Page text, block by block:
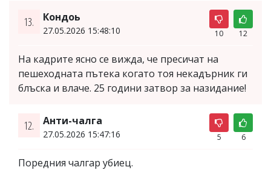
13. Кондоь
27.05.2026 15:48:10 10 12
На кадрите ясно се вижда, че пресичат на
пешеходната пътека когато тоя некадърник ги
блъска и влаче. 25 години затвор за назидание!
12. Анти-чалга
27.05.2026 15:47:16 5 6
Поредния чалгар убиец.